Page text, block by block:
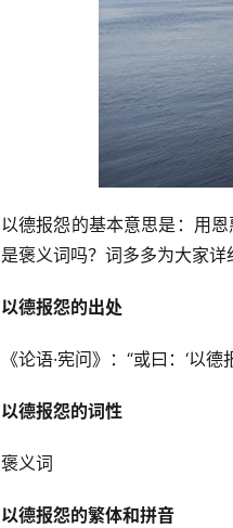
以德报怨的基本意思是：用
是褒义词吗？词多多为大家详
以德报怨的出处
《论语·宪问》：“或曰：‘以
以德报怨的词性
褒义词
以德报怨的繁体和拼音